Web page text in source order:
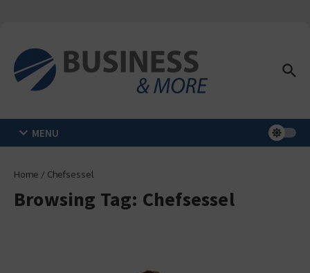
MENU
Home / Chefsessel
Browsing Tag: Chefsessel